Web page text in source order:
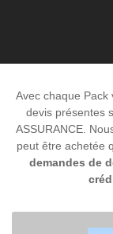
Avec chaque Pack
devis présentes
ASSURANCE.
peut être achetée
demandes de